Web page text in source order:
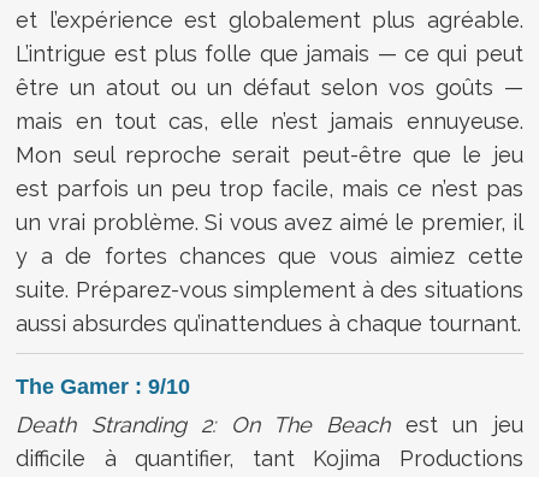
et l’expérience est globalement plus agréable.
L’intrigue est plus folle que jamais — ce qui peut
être un atout ou un défaut selon vos goûts —
mais en tout cas, elle n’est jamais ennuyeuse.
Mon seul reproche serait peut-être que le jeu
est parfois un peu trop facile, mais ce n’est pas
un vrai problème. Si vous avez aimé le premier, il
y a de fortes chances que vous aimiez cette
suite. Préparez-vous simplement à des situations
aussi absurdes qu’inattendues à chaque tournant.
The Gamer : 9/10
Death Stranding 2: On The Beachest un jeu
difficile à quantifier, tant Kojima Productions